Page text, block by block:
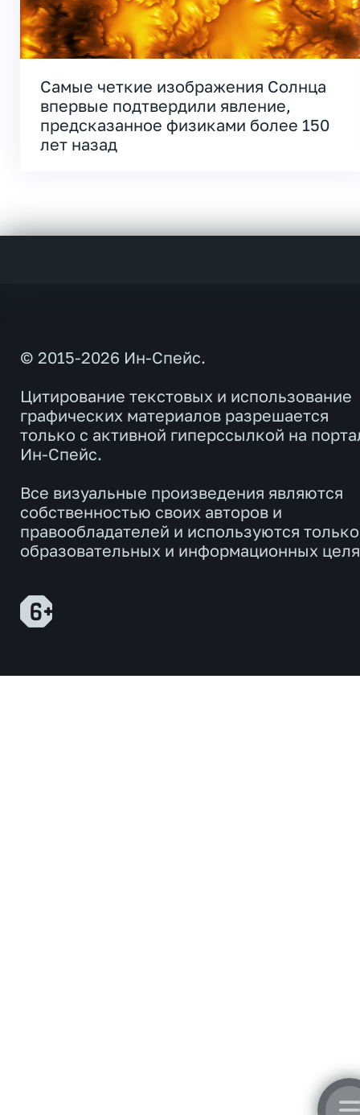
Самые четкие изображения Солнца
впервые подтвердили явление,
предсказанное физиками более 150
лет назад
© 2015-2026 Ин-Спейс.
Цитирование текстовых и использование
графических материалов разрешается
только с активной гиперссылкой на
Ин-Спейс.
Все визуальные произведения являются
собственностью своих авторов и
правообладателей и используются
образовательных и информационных